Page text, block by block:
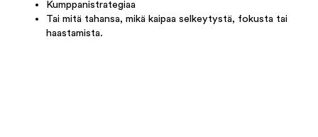
Kumppanistrategiaa
Tai mitä tahansa, mikä kaipaa selkeytystä, fokusta tai
haastamista.